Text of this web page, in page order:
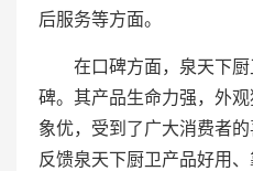
后服务等方面。
在口碑方面，泉天下
碑。其产品生命力强，外
象优，受到了广大消费者
反馈泉天下厨卫产品好用